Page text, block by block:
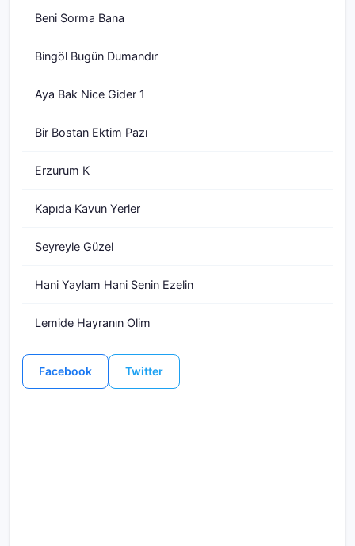
Beni Sorma Bana
Bingöl Bugün Dumandır
Aya Bak Nice Gider 1
Bir Bostan Ektim Pazı
Erzurum K
Kapıda Kavun Yerler
Seyreyle Güzel
Hani Yaylam Hani Senin Ezelin
Lemide Hayranın Olim
Facebook Twitter